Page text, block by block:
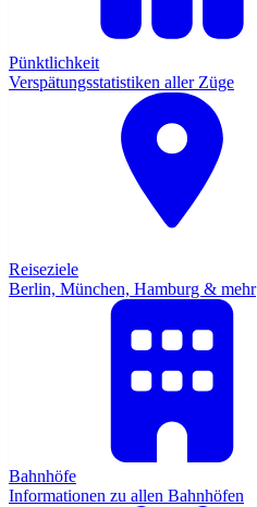
Pünktlichkeit
Verspätungsstatistiken aller Züge
Reiseziele
Berlin, München, Hamburg & mehr
Bahnhöfe
Informationen zu allen Bahnhöfen